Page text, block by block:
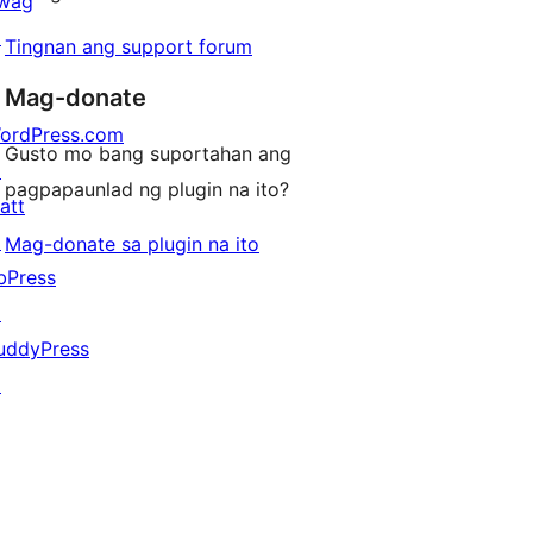
Tingnan ang support forum
Mag-donate
Gusto mo bang suportahan ang
pagpapaunlad ng plugin na ito?
Mag-donate sa plugin na ito